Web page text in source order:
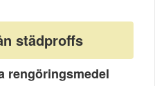
städproffs
rengöringsmedel